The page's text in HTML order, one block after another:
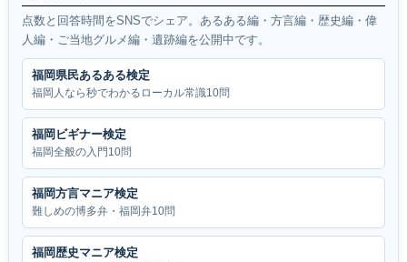
点数と回答時間をSNSでシェア。あるある編・方言編・歴史編・偉
人編・ご当地グルメ編・遺跡編を公開中です。
福岡県民あるある検定
福岡人なら秒でわかるローカル常識10問
福岡ビギナー検定
福岡全般の入門10問
福岡方言マニア検定
難しめの博多弁・福岡弁10問
福岡歴史マニア検定